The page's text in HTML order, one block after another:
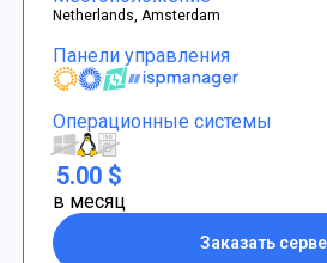
Netherlands, Amsterdam
Панели управления
Операционные системы
5.00 $
в месяц
Заказать